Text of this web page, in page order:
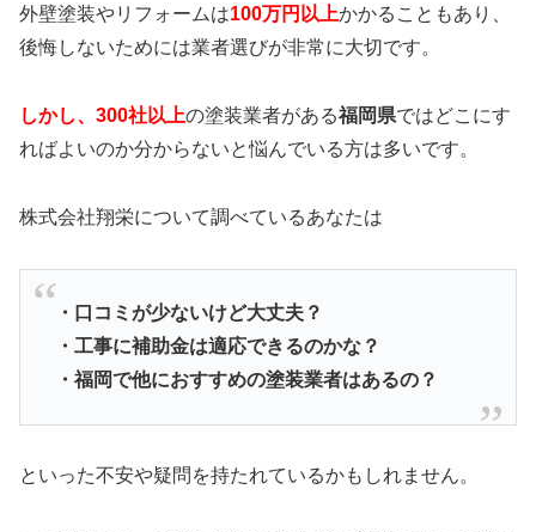
外壁塗装やリフォームは100万円以上かかることもあり、
後悔しないためには業者選びが非常に大切です。
しかし、300社以上の塗装業者がある福岡県ではどこにす
ればよいのか分からないと悩んでいる方は多いです。
株式会社翔栄について調べているあなたは
・口コミが少ないけど大丈夫？
・工事に補助金は適応できるのかな？
・福岡で他におすすめの塗装業者はあるの？
といった不安や疑問を持たれているかもしれません。